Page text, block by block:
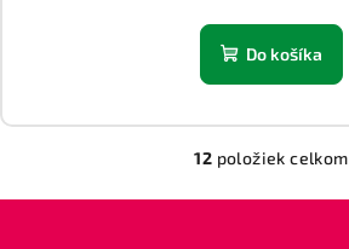
Do košíka
O
v
12 položiek celkom